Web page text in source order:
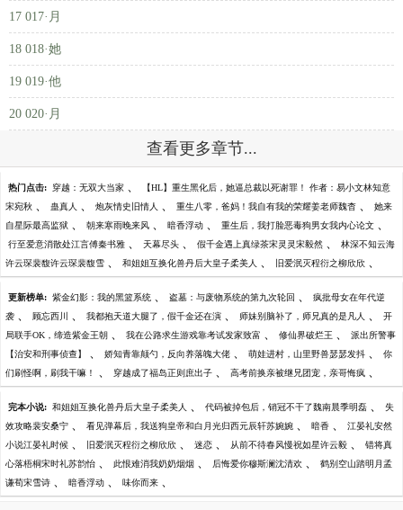
17 017·月
18 018·她
19 019·他
20 020·月
查看更多章节...
热门点击: 穿越：无双大当家 、 【HL】重生黑化后，她逼总裁以死谢罪！ 作者：易小文林知意
宋宛秋 、 蛊真人 、 炮灰情史旧情人 、 重生八零，爸妈！我自有我的荣耀姜老师魏杳 、 她来
自星际最高监狱 、 朝来寒雨晚来风 、 暗香浮动 、 重生后，我打脸恶毒狗男女我内心论文 、
行至爱意消散处江言傅秦书雅 、 天幕尽头 、 假千金遇上真绿茶宋灵灵宋毅然 、 林深不知云海
许云琛裴馥许云琛裴馥雪 、 和姐姐互换化兽丹后大皇子柔美人 、 旧爱泯灭程衍之柳欣欣 、
更新榜单: 紫金幻影：我的黑篮系统 、 盗墓：与废物系统的第九次轮回 、 疯批母女在年代逆
袭 、 顾忘西川 、 我都抱天道大腿了，假千金还在演 、 师妹别脑补了，师兄真的是凡人 、 开
局联手OK，缔造紫金王朝 、 我在公路求生游戏靠考试发家致富 、 修仙界破烂王 、 派出所警事
【治安和刑事侦查】 、 娇知青靠颠勺，反向养落魄大佬 、 萌娃进村，山里野兽瑟瑟发抖 、 你
们刷怪啊，刷我干嘛！ 、 穿越成了福岛正则庶出子 、 高考前换亲被继兄团宠，亲哥悔疯 、
完本小说: 和姐姐互换化兽丹后大皇子柔美人 、 代码被掉包后，销冠不干了魏南晨季明磊 、 失
效攻略裴安桑宁 、 看见弹幕后，我送狗皇帝和白月光归西元辰轩苏婉婉 、 暗香 、 江晏礼安然
小说江晏礼时候 、 旧爱泯灭程衍之柳欣欣 、 迷恋 、 从前不待春风慢祝如星许云毅 、 错将真
心落梧桐宋时礼苏韵怡 、 此恨难消我奶奶烟烟 、 后悔爱你穆斯澜沈清欢 、 鹤别空山踏明月孟
谦荀宋雪诗 、 暗香浮动 、 味你而来 、